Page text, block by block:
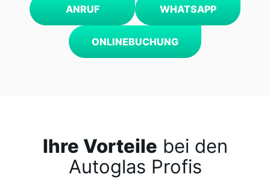
ANRUF WHATSAPP
ONLINEBUCHUNG
Ihre Vorteile bei den
Autoglas Profis